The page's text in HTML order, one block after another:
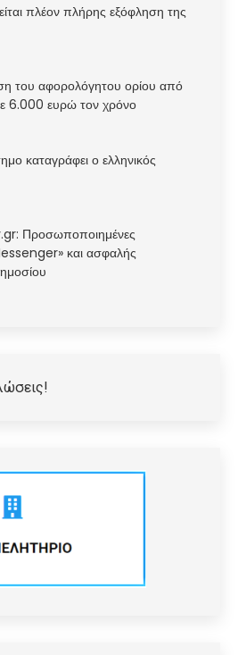
πλέον πλήρης εξόφληση της
του αφορολόγητου ορίου από
6.000 ευρώ τον χρόνο
καταγράφει ο ελληνικός
Προσωποποιημένες
και ασφαλής